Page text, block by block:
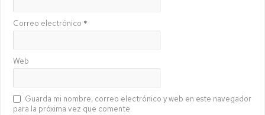
Correo electrónico *
Web
Guarda mi nombre, correo electrónico y web en este navegador
para la próxima vez que comente.